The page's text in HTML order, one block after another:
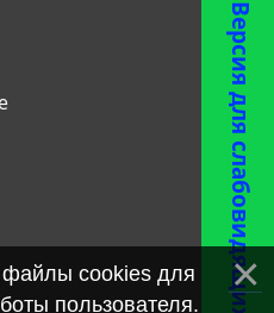
Версия для слабовидящих
файлы cookies для
пользователя.